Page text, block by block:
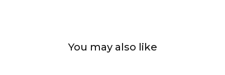
You may also like